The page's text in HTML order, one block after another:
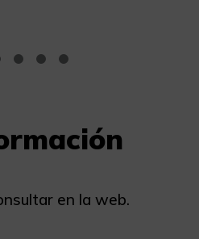
en la web.